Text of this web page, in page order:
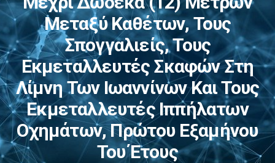
Μεταξύ Καθέτων, Τους
Σπογγαλιείς, Τους
Εκμεταλλευτές Σκαφών Στη
Λίμνη Των Ιωαννίνων Και Τους
Εκμεταλλευτές Ιππήλατων
Οχημάτων, Πρώτου Εξαμήνου
Του Έτους